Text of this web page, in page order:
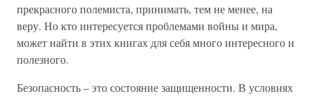
прекрасного полемиста, принимать, тем не менее, на
веру. Но кто интересуется проблемами войны и мира,
может найти в этих книгах для себя много интересного и
полезного.
Безопасность – это состояние защищенности. В условиях